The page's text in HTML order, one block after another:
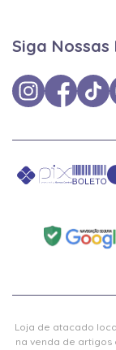
Siga Nossas
Loja de atacado
na venda de artigos